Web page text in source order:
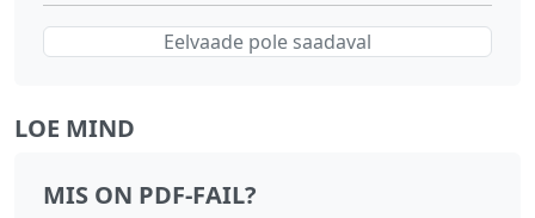
Eelvaade pole saadaval
LOE MIND
MIS ON PDF-FAIL?